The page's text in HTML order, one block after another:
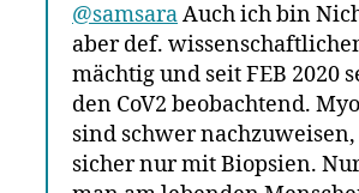
@samsaraAuch ich bin
aber def.
mächtig und seit FEB 2020
den CoV2 beobachtend.
sind schwer
sicher nur mit Biopsien.